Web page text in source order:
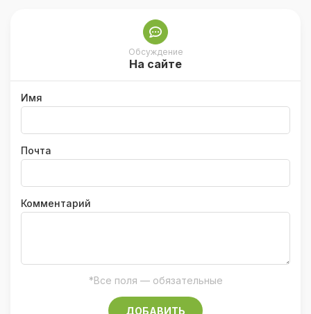
Обсуждение
На сайте
Имя
Почта
Комментарий
*Все поля — обязательные
ДОБАВИТЬ